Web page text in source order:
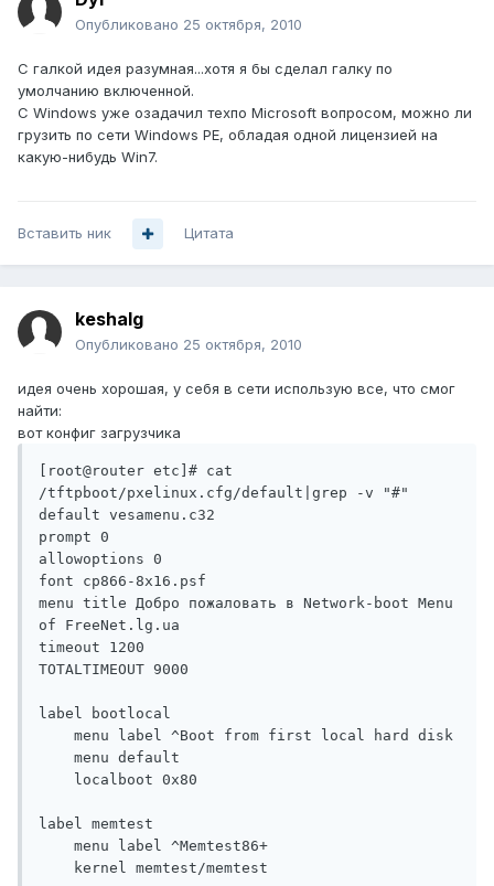
Опубликовано 25 октября, 2010
С галкой идея разумная...хотя я бы сделал галку по
умолчанию включенной.
С Windows уже озадачил техпо Microsoft вопросом, можно ли
грузить по сети Windows PE, обладая одной лицензией на
какую-нибудь Win7.
Вставить ник Цитата
keshalg
Опубликовано 25 октября, 2010
идея очень хорошая, у себя в сети использую все, что смог
найти:
вот конфиг загрузчика
[root@router etc]# cat
/tftpboot/pxelinux.cfg/default|grep -v "#"
default vesamenu.c32
prompt 0
allowoptions 0
font cp866-8x16.psf
menu title Добро пожаловать в Network-boot Menu
of FreeNet.lg.ua
timeout 1200
TOTALTIMEOUT 9000
label bootlocal
menu label ^Boot from first local hard disk
menu default
localboot 0x80
label memtest
menu label ^Memtest86+
kernel memtest/memtest